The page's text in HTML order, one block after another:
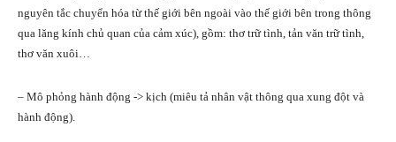
nguyên tắc chuyển hóa từ thế giới bên ngoài vào thế giới bên trong thông
qua lăng kính chủ quan của cảm xúc), gồm: thơ trữ tình, tản văn trữ tình,
thơ văn xuôi…
– Mô phỏng hành động -> kịch (miêu tả nhân vật thông qua xung đột và
hành động).